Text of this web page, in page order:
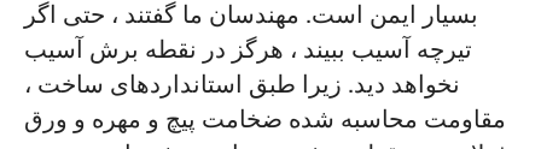
بسیار ایمن است. مهندسان ما گفتند ، حتی اگر
تیرچه آسیب ببیند ، هرگز در نقطه برش آسیب
نخواهد دید. زیرا طبق استانداردهای ساخت ،
مقاومت محاسبه شده ضخامت پیچ و مهره و ورق